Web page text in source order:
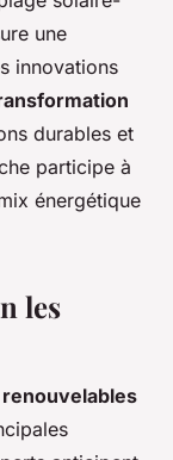
une
innovations
durables et
participe à
énergétique
les